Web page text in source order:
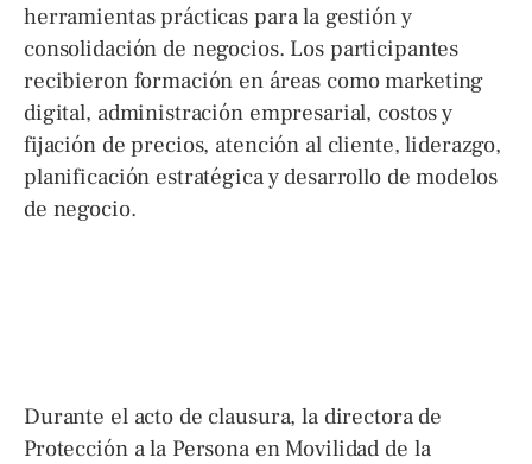
herramientas prácticas para la gestión y
consolidación de negocios. Los participantes
recibieron formación en áreas como marketing
digital, administración empresarial, costos y
fijación de precios, atención al cliente, liderazgo,
planificación estratégica y desarrollo de modelos
de negocio.
Durante el acto de clausura, la directora de
Protección a la Persona en Movilidad de la